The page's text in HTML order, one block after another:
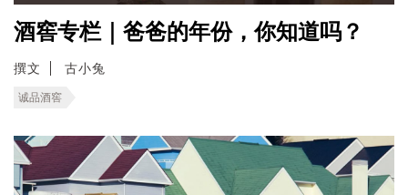
酒窖专栏｜爸爸的年份，你知道吗？
撰文 古小兔
诚品酒窖